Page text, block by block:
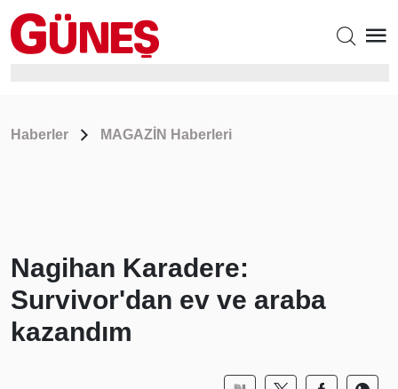
Haberler MAGAZİN Haberleri
Nagihan Karadere:
Survivor'dan ev ve araba
kazandım